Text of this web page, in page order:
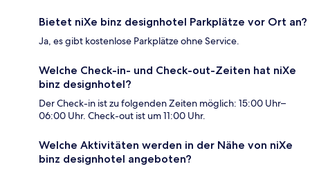
Bietet niXe binz designhotel Parkplätze vor Ort an?
Ja, es gibt kostenlose Parkplätze ohne Service.
Welche Check-in- und Check-out-Zeiten hat niXe
binz designhotel?
Der Check-in ist zu folgenden Zeiten möglich: 15:00 Uhr–
06:00 Uhr. Check-out ist um 11:00 Uhr.
Welche Aktivitäten werden in der Nähe von niXe
binz designhotel angeboten?